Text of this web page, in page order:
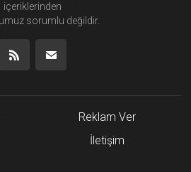
içeriklerinden
sorumlu değildir.
Reklam Ver
İletişim